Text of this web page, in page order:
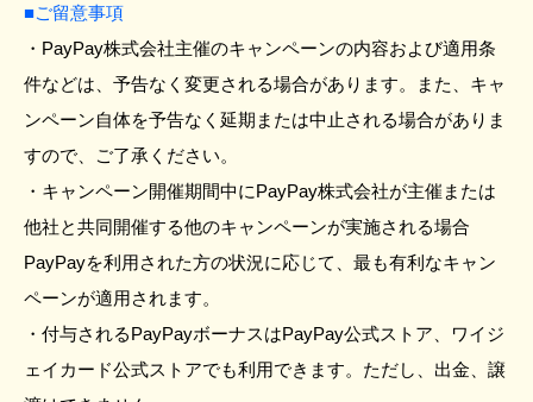
■ご留意事項
・PayPay株式会社主催のキャンペーンの内容および適用条
件などは、予告なく変更される場合があります。また、キャ
ンペーン自体を予告なく延期または中止される場合がありま
すので、ご了承ください。
・キャンペーン開催期間中にPayPay株式会社が主催または
他社と共同開催する他のキャンペーンが実施される場合
PayPayを利用された方の状況に応じて、最も有利なキャン
ペーンが適用されます。
・付与されるPayPayボーナスはPayPay公式ストア、ワイジ
ェイカード公式ストアでも利用できます。ただし、出金、譲